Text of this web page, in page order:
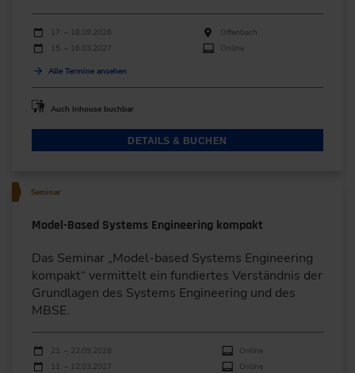
Durchführungen
Veranstaltungsdatum
17. – 18.09.2026
Offenbach
15. – 16.03.2027
Online
Alle Termine ansehen
Auch Inhouse buchbar
DETAILS & BUCHEN
Seminar
Model-Based Systems Engineering kompakt
Das Seminar „Model-based Systems Engineering
kompakt“ vermittelt ein fundiertes Verständnis der
Grundlagen des Systems Engineering und des
MBSE.
Durchführungen
Veranstaltungsdatum
21. – 22.09.2026
Online
11. – 12.03.2027
Online